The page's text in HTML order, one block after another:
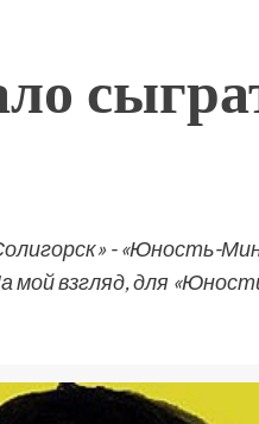
- «Юность-
взгляд, для